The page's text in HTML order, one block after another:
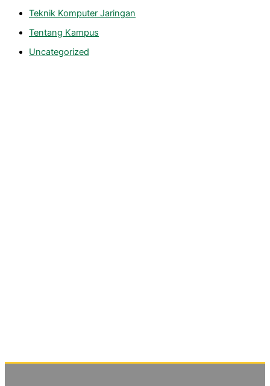
Teknik Komputer Jaringan
Tentang Kampus
Uncategorized